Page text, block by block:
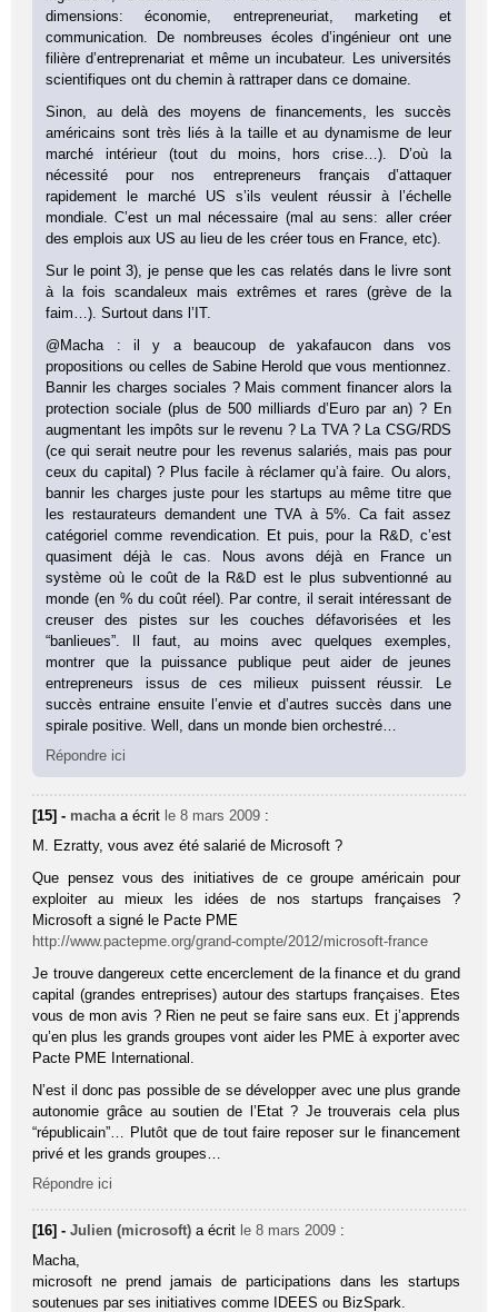
dimensions: économie, entrepreneuriat, marketing et
communication. De nombreuses écoles d’ingénieur ont une
filière d’entreprenariat et même un incubateur. Les universités
scientifiques ont du chemin à rattraper dans ce domaine.
Sinon, au delà des moyens de financements, les succès
américains sont très liés à la taille et au dynamisme de leur
marché intérieur (tout du moins, hors crise…). D’où la
nécessité pour nos entrepreneurs français d’attaquer
rapidement le marché US s’ils veulent réussir à l’échelle
mondiale. C’est un mal nécessaire (mal au sens: aller créer
des emplois aux US au lieu de les créer tous en France, etc).
Sur le point 3), je pense que les cas relatés dans le livre sont
à la fois scandaleux mais extrêmes et rares (grève de la
faim…). Surtout dans l’IT.
@Macha : il y a beaucoup de yakafaucon dans vos
propositions ou celles de Sabine Herold que vous mentionnez.
Bannir les charges sociales ? Mais comment financer alors la
protection sociale (plus de 500 milliards d’Euro par an) ? En
augmentant les impôts sur le revenu ? La TVA ? La CSG/RDS
(ce qui serait neutre pour les revenus salariés, mais pas pour
ceux du capital) ? Plus facile à réclamer qu’à faire. Ou alors,
bannir les charges juste pour les startups au même titre que
les restaurateurs demandent une TVA à 5%. Ca fait assez
catégoriel comme revendication. Et puis, pour la R&D, c’est
quasiment déjà le cas. Nous avons déjà en France un
système où le coût de la R&D est le plus subventionné au
monde (en % du coût réel). Par contre, il serait intéressant de
creuser des pistes sur les couches défavorisées et les
“banlieues”. Il faut, au moins avec quelques exemples,
montrer que la puissance publique peut aider de jeunes
entrepreneurs issus de ces milieux puissent réussir. Le
succès entraine ensuite l’envie et d’autres succès dans une
spirale positive. Well, dans un monde bien orchestré…
Répondre ici
[15] - macha a écrit le 8 mars 2009 :
M. Ezratty, vous avez été salarié de Microsoft ?
Que pensez vous des initiatives de ce groupe américain pour
exploiter au mieux les idées de nos startups françaises ?
Microsoft a signé le Pacte PME
http://www.pactepme.org/grand-compte/2012/microsoft-france
Je trouve dangereux cette encerclement de la finance et du grand
capital (grandes entreprises) autour des startups françaises. Etes
vous de mon avis ? Rien ne peut se faire sans eux. Et j’apprends
qu’en plus les grands groupes vont aider les PME à exporter avec
Pacte PME International.
N’est il donc pas possible de se développer avec une plus grande
autonomie grâce au soutien de l’Etat ? Je trouverais cela plus
“républicain”… Plutôt que de tout faire reposer sur le financement
privé et les grands groupes…
Répondre ici
[16] -Julien (microsoft) a écrit le 8 mars 2009 :
Macha,
microsoft ne prend jamais de participations dans les startups
soutenues par ses initiatives comme IDEES ou BizSpark.